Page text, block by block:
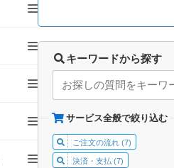
キーワードから探す
サービス全般で絞り込む
ご注文の流れ (7)
決済・支払 (7)